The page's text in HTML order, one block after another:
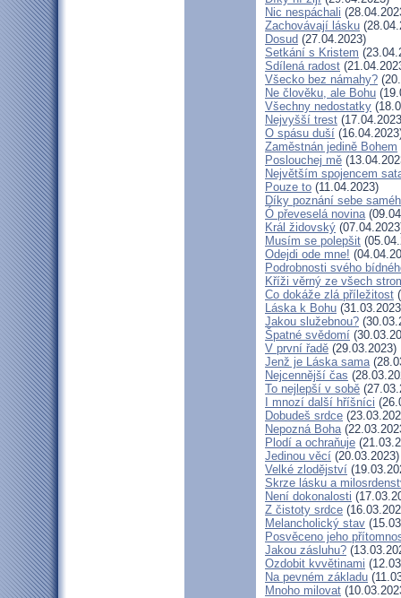
Nic nespáchali
Zachovávají lásku
Dosud (27.04.2023)
Setkání s Kristem
Sdílená radost
Všecko bez námahy?
Ne člověku, ale Bohu
Všechny nedostatky
Nejvyšší trest
O spásu duší
Zaměstnán jedině Bohem
Poslouchej mě
Největším spojencem
Pouze to (11.04.2023)
Díky poznání sebe
Ó převeselá novina
Král židovský
Musím se polepšit
Odejdi ode mne!
Podrobnosti svého
Kříži věrný ze všech
Co dokáže zlá příležitost
Láska k Bohu
Jakou služebnou?
Špatné svědomí
V první řadě (29.03.2023)
Jenž je Láska sama
Nejcennější čas
To nejlepší v sobě
I mnozí další hříšníci
Dobudeš srdce
Nepozná Boha
Plodí a ochraňuje
Jedinou věcí (20.03.2023)
Velké zlodějství
Skrze lásku a
Není dokonalosti
Z čistoty srdce
Melancholický stav
Posvěceno jeho
Jakou zásluhu?
Ozdobit kvvětinami
Na pevném základu
Mnoho milovat